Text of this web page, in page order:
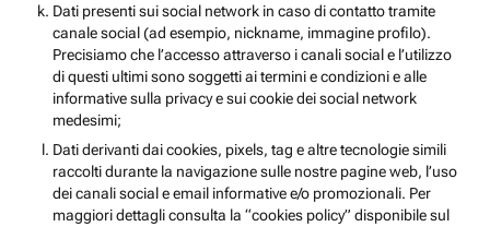
Dati presenti sui social network in caso di contatto tramite
canale social (ad esempio, nickname, immagine profilo).
Precisiamo che l’accesso attraverso i canali social e l’utilizzo
di questi ultimi sono soggetti ai termini e condizioni e alle
informative sulla privacy e sui cookie dei social network
medesimi;
Dati derivanti dai cookies, pixels, tag e altre tecnologie simili
raccolti durante la navigazione sulle nostre pagine web, l’uso
dei canali social e email informative e/o promozionali. Per
maggiori dettagli consulta la “cookies policy” disponibile sul